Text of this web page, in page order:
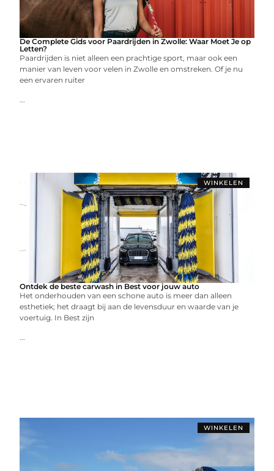
De Complete Gids voor Paardrijden in Zwolle: Waar Moet Je op
Letten?
Paardrijden is niet alleen een prachtige sport, maar ook een
manier van leven voor velen in Zwolle en omstreken. Of je nu
een ervaren ruiter
...
WINKELEN
Ontdek de beste carwash in Best voor jouw auto
Het onderhouden van een schone auto is meer dan alleen
esthetiek; het draagt bij aan de levensduur en waarde van je
voertuig. In Best zijn
...
WINKELEN